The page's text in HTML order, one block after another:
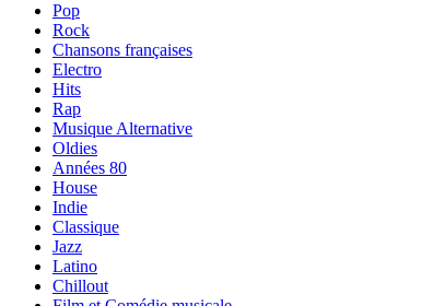
Pop
Rock
Chansons françaises
Electro
Hits
Rap
Musique Alternative
Oldies
Années 80
House
Indie
Classique
Jazz
Latino
Chillout